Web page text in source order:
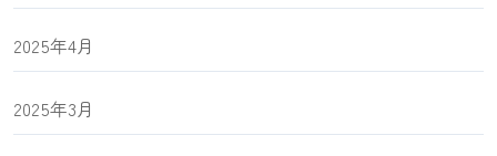
2025年4月
2025年3月